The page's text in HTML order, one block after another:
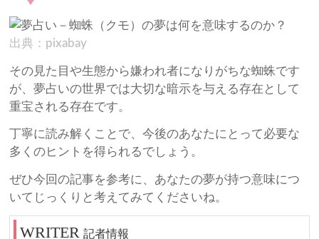
出典：pixabay
その見た目や生態から嫌われ者になりがちな蜘蛛です
が、夢占いの世界では大切な暗示を与える存在として
重宝される存在です。
丁寧に読み解くことで、今後のあなたにとって必要な
多くのヒントを得られるでしょう。
ぜひ今回の記事を参考に、あなたの夢が持つ意味につ
いてじっくりと考えてみてくださいね。
記者情報